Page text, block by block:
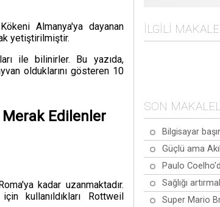
Almanya'ya dayanan
yetiştirilmiştir.
ile bilinirler. Bu yazıda,
olduklarını gösteren 10
Merak Edilenler
kadar uzanmaktadır.
kullanıldıkları Rottweil
İLGILI
SON
Bilgisayar
Güçlü ama
Paulo
Sağlığı
Super Mario